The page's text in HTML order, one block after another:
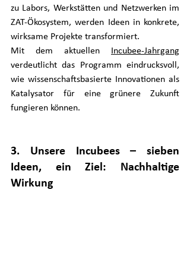
zu Labors, Werkstätten und Netzwerken im
ZAT-Ökosystem, werden Ideen in konkrete,
wirksame Projekte transformiert.
Mit dem aktuellen
Incubee-Jahrgang
verdeutlicht das Programm eindrucksvoll,
wie wissenschaftsbasierte Innovationen als
Katalysator für eine grünere Zukunft
fungieren können.
3. Unsere Incubees – sieben
Ideen, ein Ziel: Nachhaltige
Wirkung